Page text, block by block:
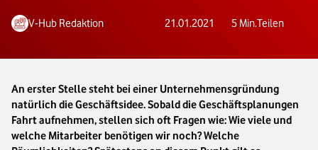
V-Hub Redaktion 21.01.2021 5 Min.Teilen
An erster Stelle steht bei einer Unternehmensgründung
natürlich die Geschäftsidee. Sobald die Geschäftsplanungen
Fahrt aufnehmen, stellen sich oft Fragen wie: Wie viele und
welche Mitarbeiter benötigen wir noch? Welche